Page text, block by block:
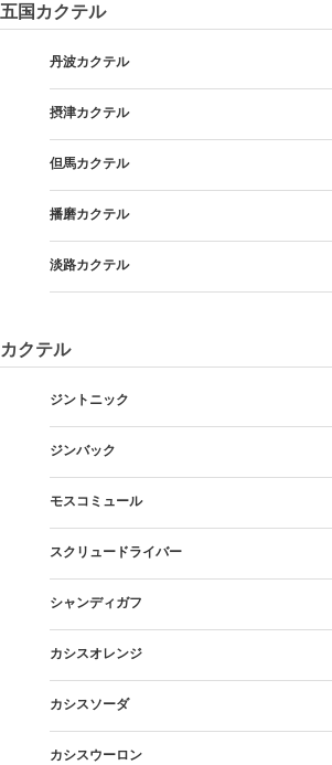
五国カクテル
丹波カクテル
摂津カクテル
但馬カクテル
播磨カクテル
淡路カクテル
カクテル
ジントニック
ジンバック
モスコミュール
スクリュードライバー
シャンディガフ
カシスオレンジ
カシスソーダ
カシスウーロン